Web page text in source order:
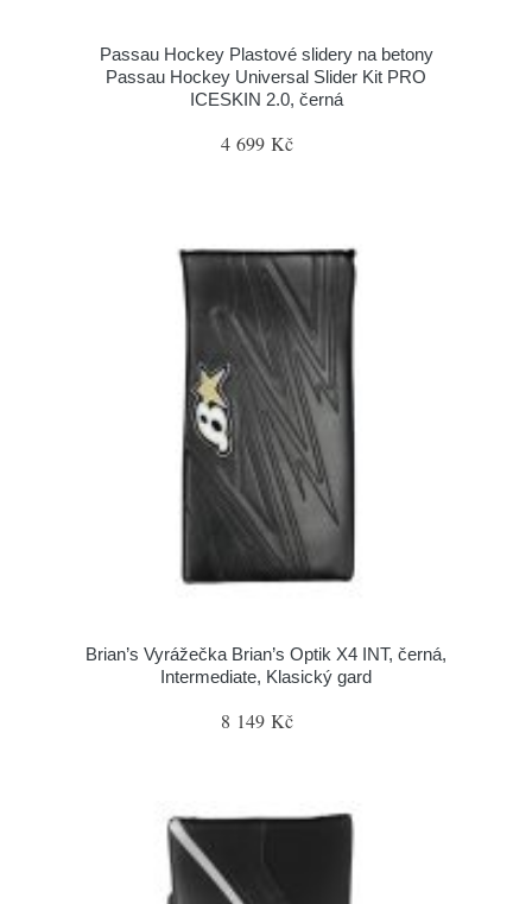
Passau Hockey Plastové slidery na betony
Passau Hockey Universal Slider Kit PRO
ICESKIN 2.0, černá
4 699 Kč
Brian’s Vyrážečka Brian’s Optik X4 INT, černá,
Intermediate, Klasický gard
8 149 Kč